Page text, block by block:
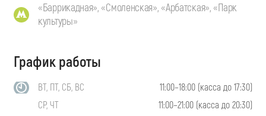
«Баррикадная», «Смоленская», «Арбатская», «Парк
культуры»
График работы
ВТ, ПТ, СБ, ВС
11:00–18:00 (касса до 17:30)
СР, ЧТ
11:00–21:00 (касса до 20:30)